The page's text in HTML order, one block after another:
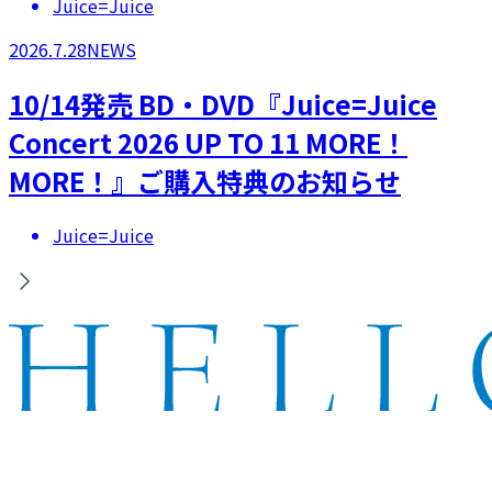
Juice=Juice
2026.7.28NEWS
10/14発売 BD・DVD『Juice=Juice
Concert 2026 UP TO 11 MORE！
MORE！』ご購入特典のお知らせ
Juice=Juice